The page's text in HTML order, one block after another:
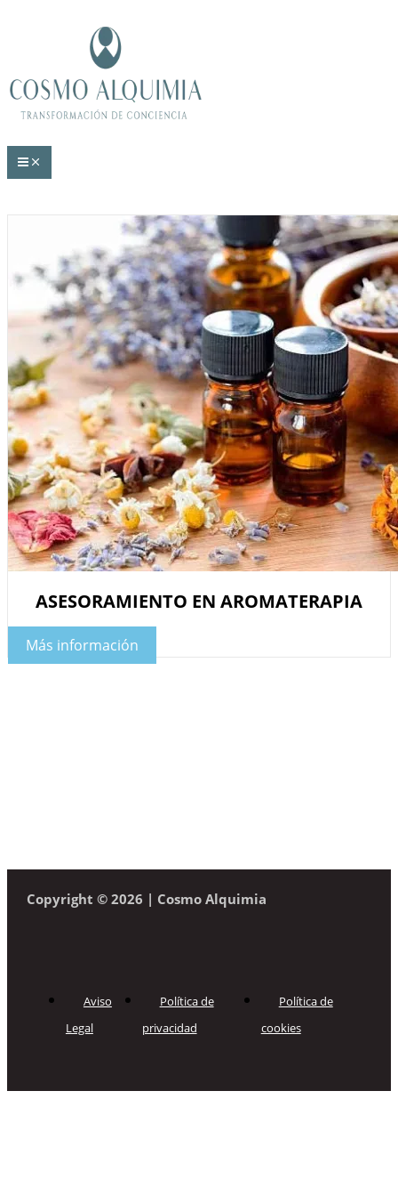
ASESORAMIENTO EN AROMATERAPIA
Más información
Copyright © 2026 | Cosmo Alquimia
Aviso
Legal
Política de
privacidad
Política de
cookies